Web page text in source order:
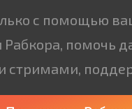
с помощью
помочь
стримами,